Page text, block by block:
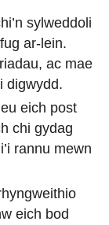
sylweddoli
ar-lein.
ac mae
digwydd.
eich post
chi gydag
rannu mewn
eich bod